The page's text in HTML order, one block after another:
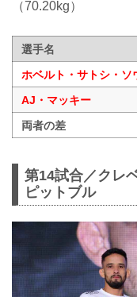
（70.20kg）
選手名
ホベルト・サトシ・ソ
AJ・マッキー
両者の差
第14試合／クレ
ピットブル